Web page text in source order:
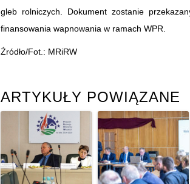
gleb rolniczych. Dokument zostanie
finansowania wapnowania w ramach WPR.
Źródło/Fot.: MRiRW
ARTYKUŁY POWIĄZANE